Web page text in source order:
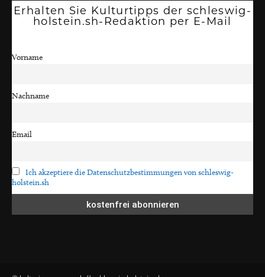
Erhalten Sie Kulturtipps der schleswig-
holstein.sh-Redaktion per E-Mail
Vorname
Nachname
Email
Ich akzeptiere die Datenschutzbestimmungen von schleswig-
holstein.sh